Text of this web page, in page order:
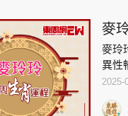
麥
麥玲
異性
性，
但要
2025-